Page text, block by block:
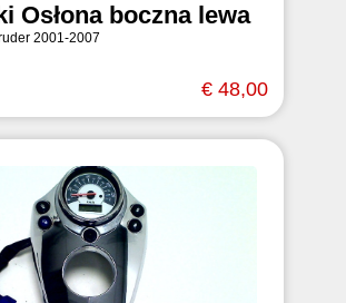
Osłona boczna lewa
2001-2007
€ 48,00